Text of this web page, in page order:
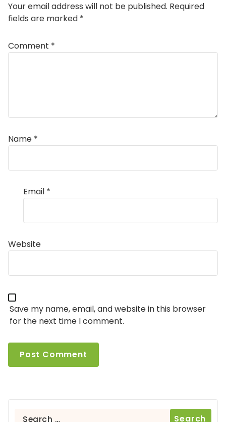
Your email address will not be published. Required
fields are marked *
Comment *
Name *
Email *
Website
Save my name, email, and website in this browser
for the next time I comment.
Search